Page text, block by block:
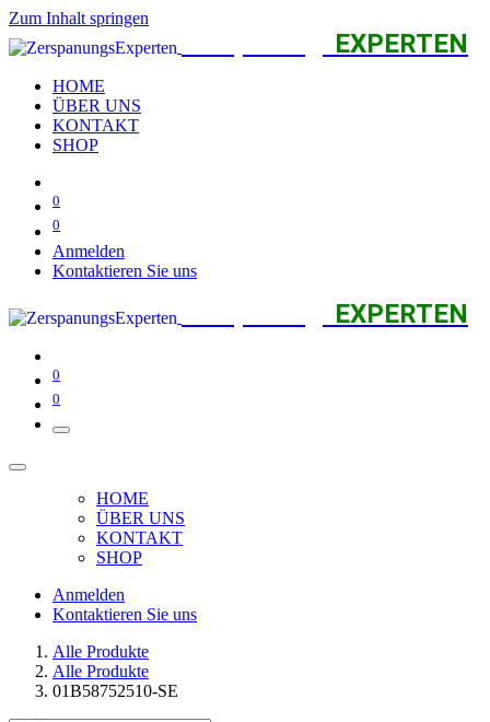
Zum Inhalt springen
EXPERTEN
HOME
ÜBER UNS
KONTAKT
SHOP
0
0
Anmelden
Kontaktieren Sie uns
EXPERTEN
0
0
HOME
ÜBER UNS
KONTAKT
SHOP
Anmelden
Kontaktieren Sie uns
Alle Produkte
Alle Produkte
01B58752510-SE